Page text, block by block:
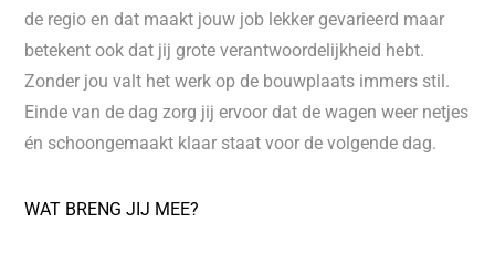
de regio en dat maakt jouw job lekker gevarieerd maar
betekent ook dat jij grote verantwoordelijkheid hebt.
Zonder jou valt het werk op de bouwplaats immers stil.
Einde van de dag zorg jij ervoor dat de wagen weer netjes
én schoongemaakt klaar staat voor de volgende dag.
WAT BRENG JIJ MEE?